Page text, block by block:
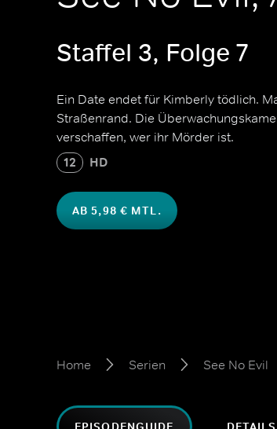
Staffel 3, Folge 7
Ein Date endet für Kimberly tödlich.
Straßenrand. Die
verschaffen, wer ihr Mörder ist.
12 HD
AB 5,98 € MTL.
Home Serien See No Evil